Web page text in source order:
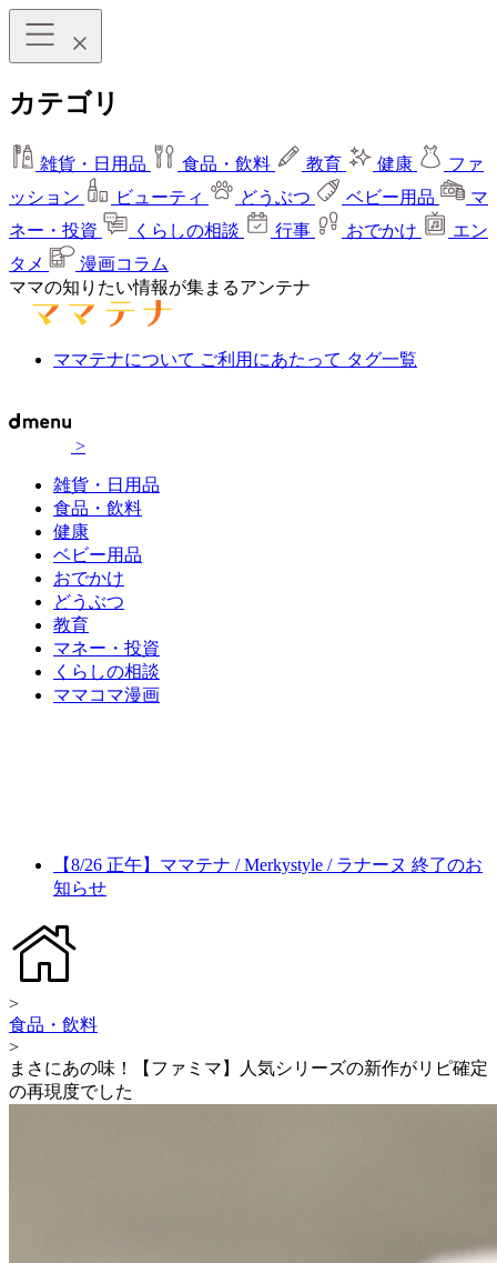
カテゴリ
雑貨・日用品 食品・飲料 教育 健康
ファ
ッション
ビューティ どうぶつ ベビー用品
マ
ネー・投資
くらしの相談 行事 おでかけ
エン
タメ
漫画コラム
ママの知りたい情報が集まるアンテナ
ママテナについて ご利用にあたって タグ一覧
>
雑貨・日用品
食品・飲料
健康
ベビー用品
おでかけ
どうぶつ
教育
マネー・投資
くらしの相談
ママコマ漫画
【8/26 正午】ママテナ / Merkystyle / ラナーヌ 終了のお
知らせ
>
食品・飲料
>
まさにあの味！【ファミマ】人気シリーズの新作がリピ確定
の再現度でした